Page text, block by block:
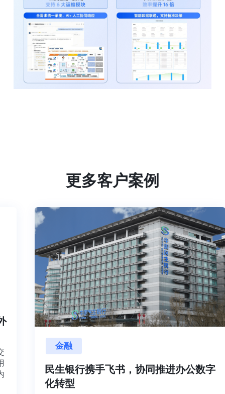
更多客户案例
外
交
用
内
金融
民生银行携手飞书，协同推进办公数
化转型